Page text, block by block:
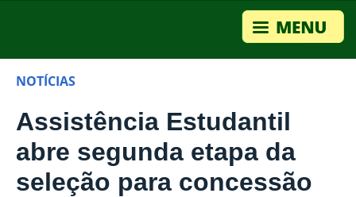
NOTÍCIAS
Assistência Estudantil
abre segunda etapa da
seleção para concessão